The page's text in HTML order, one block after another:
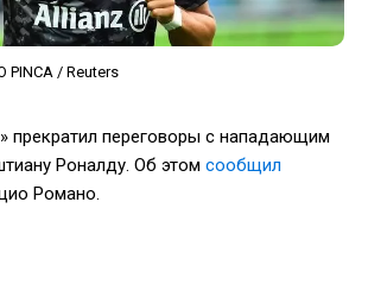
PINCA / Reuters
прекратил переговоры с нападающим
Роналду. Об этом сообщил
Романо.